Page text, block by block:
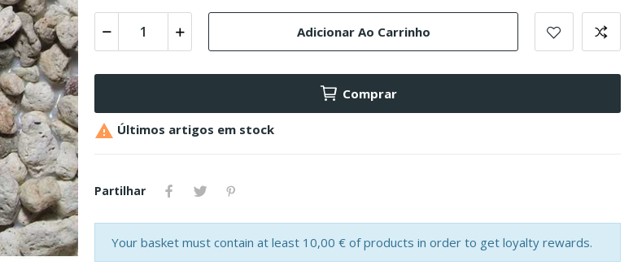
Adicionar Ao Carrinho
Comprar
 Últimos artigos em stock
Partilhar
Your basket must contain at least 10,00 € of products in order to get loyalty rewards.